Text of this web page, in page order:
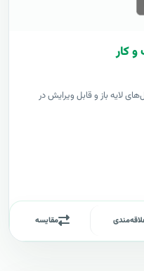
کار
لایه باز و قابل ویرایش در
مقایسه